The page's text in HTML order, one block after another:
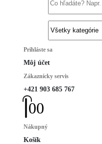
Prihláste sa
Môj účet
Zákaznícky servis
+421 903 685 767
00
Nákupný
Košík